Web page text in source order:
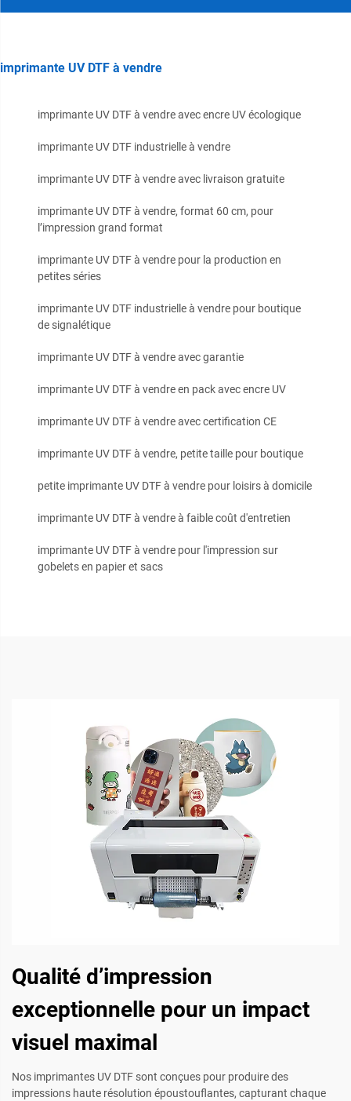
imprimante UV DTF à vendre
imprimante UV DTF à vendre avec encre UV écologique
imprimante UV DTF industrielle à vendre
imprimante UV DTF à vendre avec livraison gratuite
imprimante UV DTF à vendre, format 60 cm, pour
l’impression grand format
imprimante UV DTF à vendre pour la production en
petites séries
imprimante UV DTF industrielle à vendre pour boutique
de signalétique
imprimante UV DTF à vendre avec garantie
imprimante UV DTF à vendre en pack avec encre UV
imprimante UV DTF à vendre avec certification CE
imprimante UV DTF à vendre, petite taille pour boutique
petite imprimante UV DTF à vendre pour loisirs à domicile
imprimante UV DTF à vendre à faible coût d'entretien
imprimante UV DTF à vendre pour l'impression sur
gobelets en papier et sacs
Qualité d’impression
exceptionnelle pour un impact
visuel maximal
Nos imprimantes UV DTF sont conçues pour produire des
impressions haute résolution époustouflantes, capturant chaque